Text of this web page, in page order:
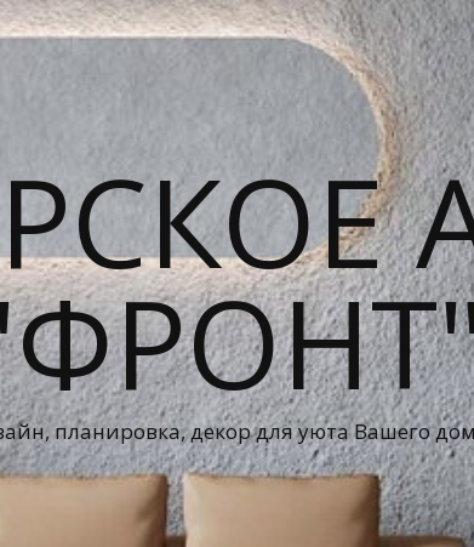
планировка, декор для уюта Вашего